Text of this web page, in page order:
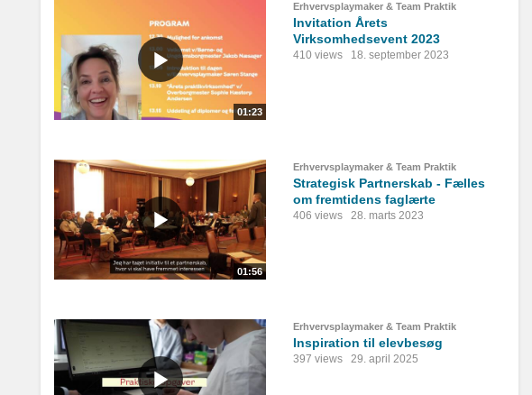
01:23
Erhvervsplaymaker & Team Praktik
Invitation Årets
Virksomhedsevent 2023
410 views 18. september 2023
01:56
Erhvervsplaymaker & Team Praktik
Strategisk Partnerskab - Fælles
om fremtidens faglærte
406 views 28. marts 2023
Erhvervsplaymaker & Team Praktik
Inspiration til elevbesøg
397 views 29. april 2025